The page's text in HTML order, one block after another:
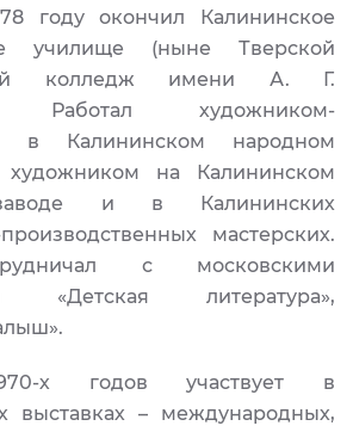
году окончил Калининское
училище (ныне Тверской
колледж имени А. Г.
Работал художником-
в Калининском народном
на Калининском
и в Калининских
мастерских.
с московскими
«Детская литература»,
х годов участвует в
выставках – международных,